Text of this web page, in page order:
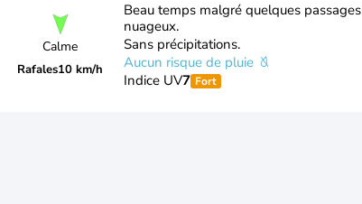
Calme
Rafales10 km/h
Beau temps malgré quelques passages
nuageux.
Sans précipitations.
Aucun risque de pluie
Indice UV7 Fort